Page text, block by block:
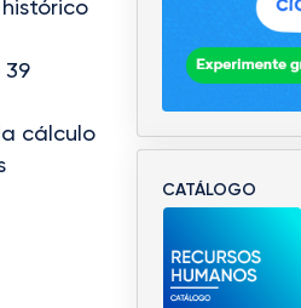
cálculo
CATÁLOGO